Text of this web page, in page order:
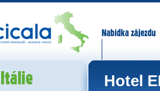
Hotel
Itálie